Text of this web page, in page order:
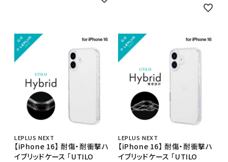
LEPLUS NEXT
【iPhone 16】 耐傷・耐衝撃ハ
イブリッドケース 「UTILO
LEPLUS NEXT
【iPhone 16】 耐傷・耐衝撃ハ
イブリッドケース 「UTILO